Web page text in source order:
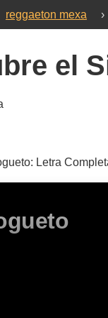
reggaeton mexa ›
el
Letra